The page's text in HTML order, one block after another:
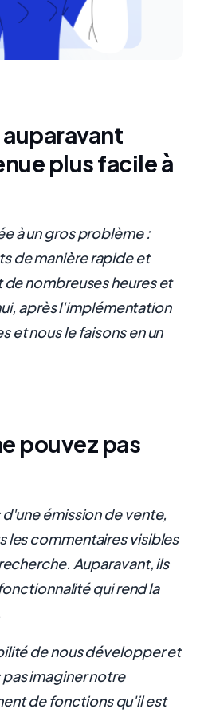
plus facile à
à un gros problème :
de manière rapide et
nombreuses heures et
après l'implémentation
et nous le faisons en un
pouvez pas
émission de vente,
les commentaires visibles
Auparavant, ils
qui rend la
de nous développer et
imaginer notre
de fonctions qu'il est